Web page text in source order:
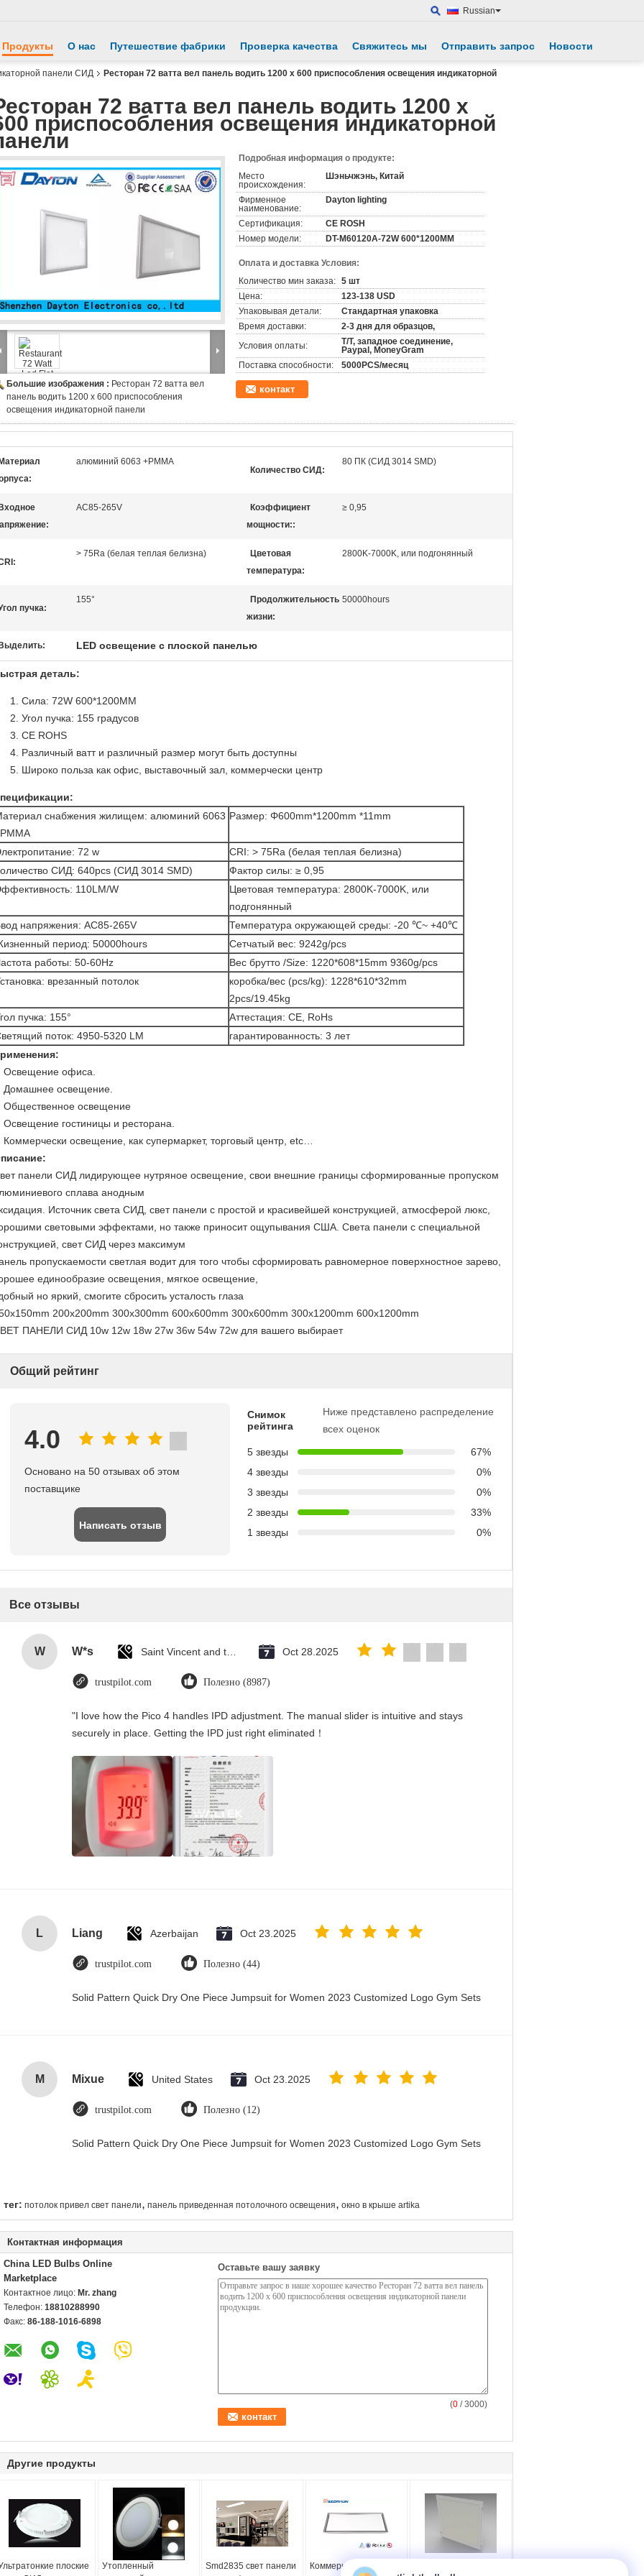
Russian
Продукты О нас Путешествие фабрики Проверка качества Свяжитесь мы Отправить запрос Новости
панели СИД
Ресторан 72 ватта вел панель водить 1200 x 600 приспособления освещения индикаторной
72 ватта вел панель водить 1200 x
приспособления освещения индикаторной
Большие изображения : Ресторан 72 ватта вел
панель водить 1200 x 600 приспособления
освещения индикаторной панели
Подробная информация о продукте:
Место
происхождения:
Шэньчжэнь, Китай
Фирменное
наименование:
Dayton lighting
Сертификация:
CE ROSH
Номер модели:
DT-M60120A-72W 600*1200MM
Оплата и доставка Условия:
Количество мин заказа: 5 шт
Цена:
123-138 USD
Упаковывая детали:
Стандартная упаковка
Время доставки:
2-3 дня для образцов,
Условия оплаты:
T/T, западное соединение,
Paypal, MoneyGram
Поставка способности:
5000PCS/месяц
контакт
Материал
алюминий 6063 +PMMA
Количество СИД:
80 ПК (СИД 3014 SMD)
Входное
AC85-265V
Коэффициент
мощности::
≥ 0,95
> 75Ra (белая теплая белизна)
Цветовая
температура:
2800K-7000K, или подгонянный
пучка:
155°
Продолжительность
жизни:
50000hours
Выделить: LED освещение с плоской панелью
деталь:
Сила: 72W 600*1200MM
Угол пучка: 155 градусов
CE ROHS
Различный ватт и различный размер могут быть доступны
Широко польза как офис, выставочный зал, коммерчески центр
снабжения жилищем: алюминий 6063 Размер: Φ600mm*1200mm *11mm
72 w
CRI: > 75Ra (белая теплая белизна)
СИД: 640pcs (СИД 3014 SMD)
Фактор силы: ≥ 0,95
110LM/W
Цветовая температура: 2800K-7000K, или
подгонянный
напряжения: AC85-265V
Температура окружающей среды: -20 ℃~ +40℃
период: 50000hours
Сетчатый вес: 9242g/pcs
работы: 50-60Hz
Вес брутто /Size: 1220*608*15mm 9360g/pcs
врезанный потолок
коробка/вес (pcs/kg): 1228*610*32mm
2pcs/19.45kg
пучка: 155°
Аттестация: CE, RoHs
поток: 4950-5320 LM
гарантированность: 3 лет
Освещение офиса.
Домашнее освещение.
Общественное освещение
Освещение гостиницы и ресторана.
Коммерчески освещение, как супермаркет, торговый центр, etc…
панели СИД лидирующее нутряное освещение, свои внешние границы сформированные пропуском
сплава анодным
Источник света СИД, свет панели с простой и красивейшей конструкцией, атмосферой люкс,
световыми эффектами, но также приносит ощупывания США. Света панели с специальной
свет СИД через максимум
пропускаемости светлая водит для того чтобы сформировать равномерное поверхностное зарево,
единообразие освещения, мягкое освещение,
но яркий, смогите сбросить усталость глаза
200x200mm 300x300mm 600x600mm 300x600mm 300x1200mm 600x1200mm
ПАНЕЛИ СИД 10w 12w 18w 27w 36w 54w 72w для вашего выбирает
Общий рейтинг
4.0
Основано на 50 отзывах об этом
поставщике
Написать отзыв
Снимок
рейтинга
Ниже представлено распределение
всех оценок
5 звезды
67%
4 звезды
0%
3 звезды
0%
2 звезды
33%
1 звезды
0%
Все отзывы
W W*s Oct 28.2025
trustpilot.com Полезно (8987)
"I love how the Pico 4 handles IPD adjustment. The manual slider is intuitive and stays
securely in place. Getting the IPD just right eliminated！
L Liang Azerbaijan Oct 23.2025
trustpilot.com Полезно (44)
Solid Pattern Quick Dry One Piece Jumpsuit for Women 2023 Customized Logo Gym Sets
M Mixue United States Oct 23.2025
trustpilot.com Полезно (12)
Solid Pattern Quick Dry One Piece Jumpsuit for Women 2023 Customized Logo Gym Sets
тег: потолок привел свет панели, панель приведенная потолочного освещения, окно в крыше artika
Контактная информация
China LED Bulbs Online
Marketplace
Контактное лицо: Mr. zhang
Телефон: 18810288990
Факс: 86-188-1016-6898
Оставьте вашу заявку
(0 / 3000)
Другие продукты
плоские
Утопленный
Smd2835 свет панели
Коммерчески 72W